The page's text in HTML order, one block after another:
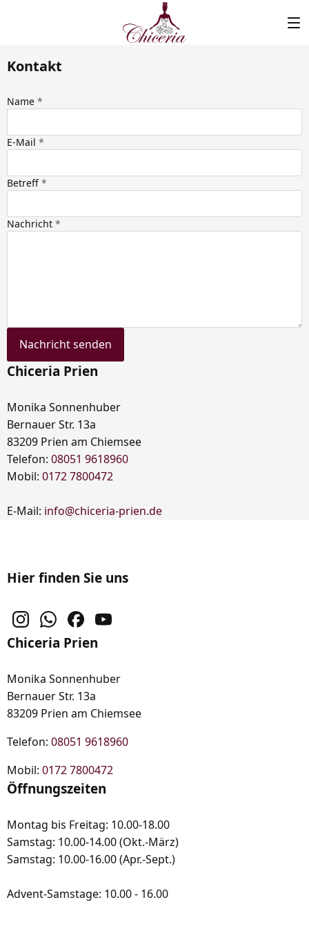
Kontakt
Name
E-Mail
Betreff
Nachricht
Nachricht senden
Chiceria Prien
Monika Sonnenhuber
Bernauer Str. 13a
83209 Prien am Chiemsee
Telefon: 08051 9618960
Mobil: 0172 7800472
E-Mail: info@chiceria-prien.de
Hier finden Sie uns
Chiceria Prien
Monika Sonnenhuber
Bernauer Str. 13a
83209 Prien am Chiemsee
Telefon: 08051 9618960
Mobil: 0172 7800472
Öffnungszeiten
Montag bis Freitag: 10.00-18.00
Samstag: 10.00-14.00 (Okt.-März)
Samstag: 10.00-16.00 (Apr.-Sept.)
Advent-Samstage: 10.00 - 16.00